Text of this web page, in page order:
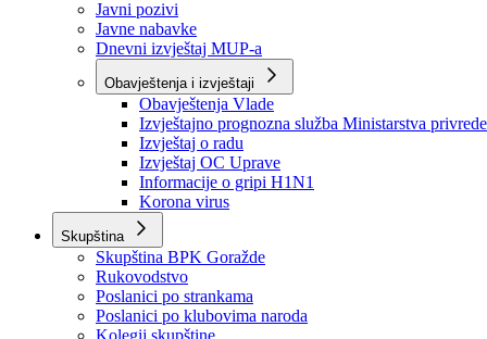
Izdvojeno
Najave
Konkursi i oglasi
Javni pozivi
Javne nabavke
Dnevni izvještaj MUP-a
Obavještenja i izvještaji
Obavještenja Vlade
Izvještajno prognozna služba Ministarstva privrede
Izvještaj o radu
Izvještaj OC Uprave
Informacije o gripi H1N1
Korona virus
Skupština
Skupština BPK Goražde
Rukovodstvo